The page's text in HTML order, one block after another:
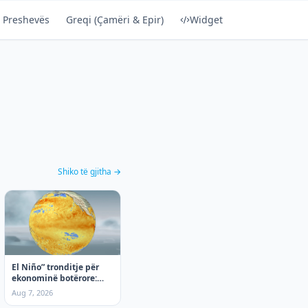
Greqi (Çamëri & Epir) Widget
Shiko të gjitha →
El Niño” tronditje për
ekonominë botërore:
Nga moti ekstrem te
rritja e çmimeve, çfarë
Aug 7, 2026